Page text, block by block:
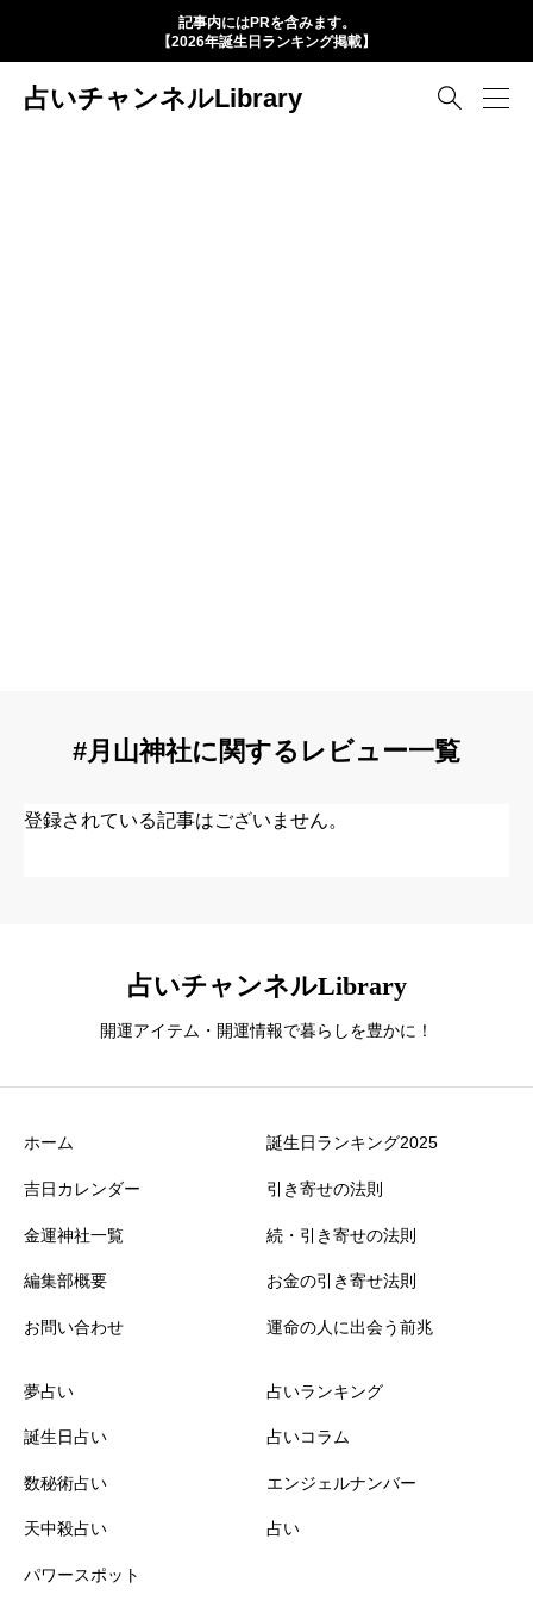
記事内にはPRを含みます。
【2026年誕生日ランキング掲載】
占いチャンネルLibrary 
#月山神社に関するレビュー一覧
登録されている記事はございません。
占いチャンネルLibrary
開運アイテム・開運情報で暮らしを豊かに！
ホーム
吉日カレンダー
金運神社一覧
編集部概要
お問い合わせ
誕生日ランキング2025
引き寄せの法則
続・引き寄せの法則
お金の引き寄せ法則
運命の人に出会う前兆
夢占い
誕生日占い
数秘術占い
天中殺占い
パワースポット
占いランキング
占いコラム
エンジェルナンバー
占い